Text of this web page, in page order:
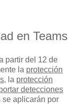
en Teams
partir del 12 de
la protección
, la protección
detecciones
se aplicarán por